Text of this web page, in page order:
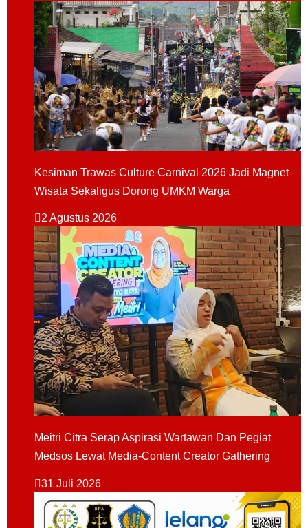
Kesiman Trawas Culture Carnival 2026 Jadi Magnet
Wisata Sekaligus Dorong UMKM Warga
2 Agustus 2026
Meitri Citra Serap Aspirasi Wartawan Dan Pegiat
Medsos Lewat Media-Content Creator Gathering
31 Juli 2026